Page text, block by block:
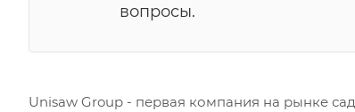
вопросы.
Unisaw Group - первая компания на рынке